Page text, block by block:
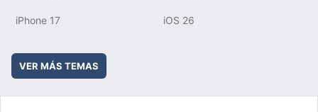
iPhone 17 iOS 26
VER MÁS TEMAS